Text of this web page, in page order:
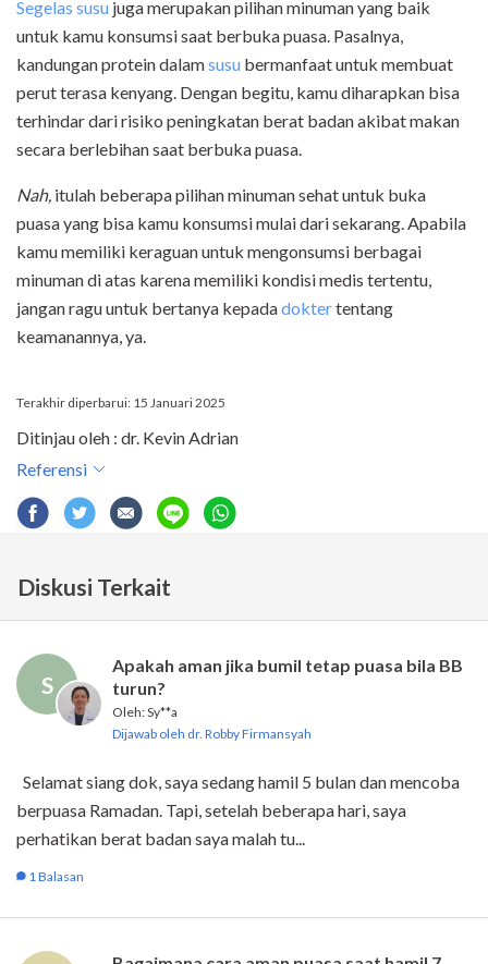
Segelas susu juga merupakan pilihan minuman yang baik
untuk kamu konsumsi saat berbuka puasa. Pasalnya,
kandungan protein dalamsusu bermanfaat untuk membuat
perut terasa kenyang. Dengan begitu, kamu diharapkan bisa
terhindar dari risiko peningkatan berat badan akibat makan
secara berlebihan saat berbuka puasa.
Nah, itulah beberapa pilihan minuman sehat untuk buka
puasa yang bisa kamu konsumsi mulai dari sekarang. Apabila
kamu memiliki keraguan untuk mengonsumsi berbagai
minuman di atas karena memiliki kondisi medis tertentu,
jangan ragu untuk bertanya kepadadoktertentang
keamanannya, ya.
Terakhir diperbarui: 15 Januari 2025